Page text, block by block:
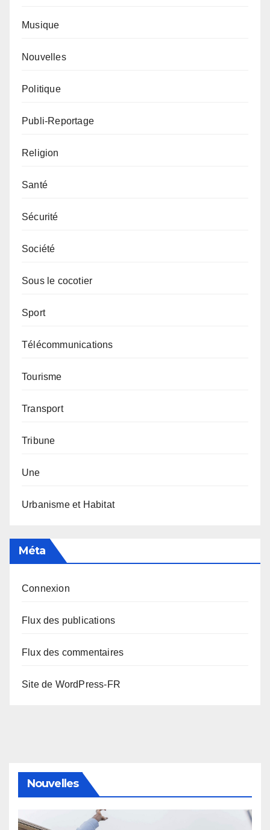
Musique
Nouvelles
Politique
Publi-Reportage
Religion
Santé
Sécurité
Société
Sous le cocotier
Sport
Télécommunications
Tourisme
Transport
Tribune
Une
Urbanisme et Habitat
Méta
Connexion
Flux des publications
Flux des commentaires
Site de WordPress-FR
Nouvelles